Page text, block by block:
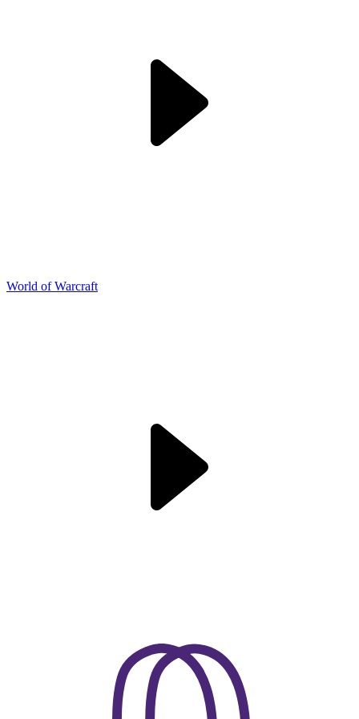
World of Warcraft